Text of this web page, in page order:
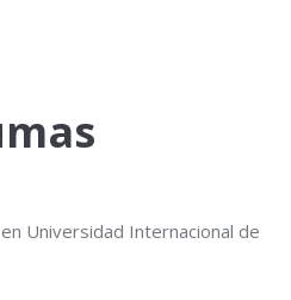
Universidad Internacional de